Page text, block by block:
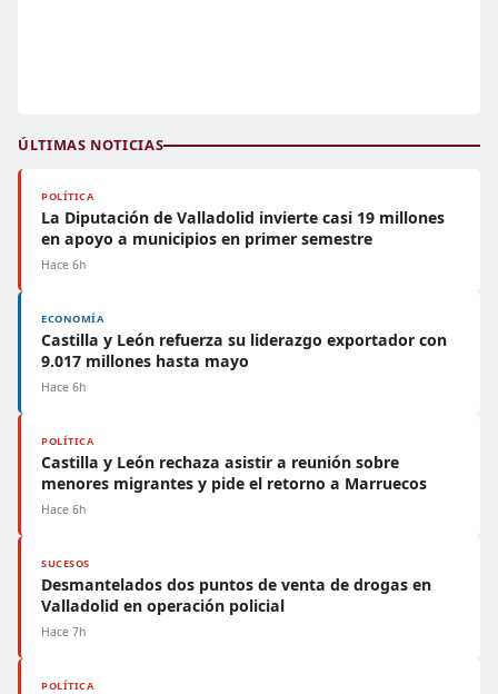
ÚLTIMAS NOTICIAS
POLÍTICA
La Diputación de Valladolid invierte casi 19 millones
en apoyo a municipios en primer semestre
Hace 6h
ECONOMÍA
Castilla y León refuerza su liderazgo exportador con
9.017 millones hasta mayo
Hace 6h
POLÍTICA
Castilla y León rechaza asistir a reunión sobre
menores migrantes y pide el retorno a Marruecos
Hace 6h
SUCESOS
Desmantelados dos puntos de venta de drogas en
Valladolid en operación policial
Hace 7h
POLÍTICA